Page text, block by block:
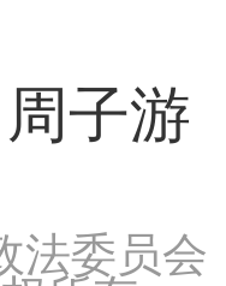
子游
法委员会